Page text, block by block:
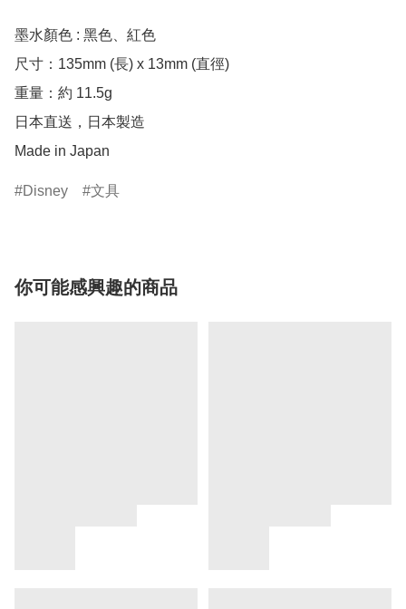
墨水顏色 : 黑色、紅色
尺寸：135mm (長) x 13mm (直徑)
重量：約 11.5g
日本直送，日本製造
Made in Japan
Disney 文具
你可能感興趣的商品